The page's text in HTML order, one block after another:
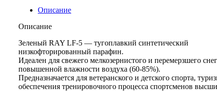
Описание
Описание
Зеленый RAY LF-5 — тугоплавкий синтетический
низкофторированный парафин.
Идеален для свежего мелкозернистого и перемерзшего
повышенной влажности воздуха (60-85%).
Предназначается для ветеранского и детского спорта,
обеспечения тренировочного процесса спортсменов